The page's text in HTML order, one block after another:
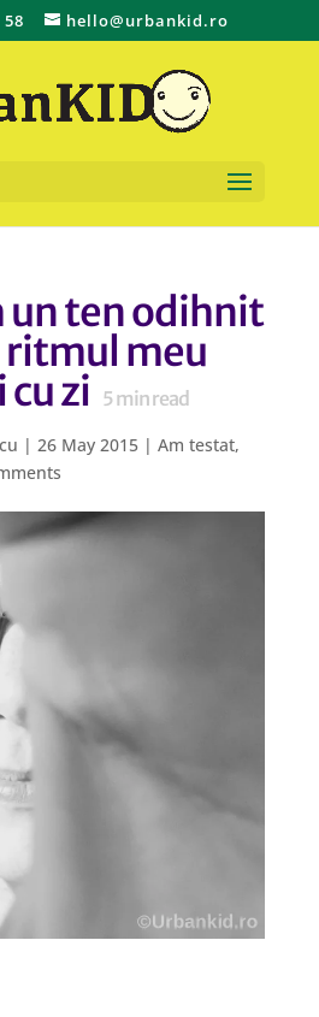
58 hello@urbankid.ro
un ten odihnit
ritmul meu
cu zi 5min read
| 26 May 2015| Am testat,